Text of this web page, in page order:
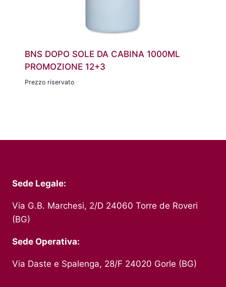
BNS DOPO SOLE DA CABINA 1000ML
PROMOZIONE 12+3
Prezzo riservato
Sede Legale:
Via G.B. Marchesi, 2/D 24060 Torre de Roveri
(BG)
Sede Operativa:
Via Daste e Spalenga, 28/F 24020 Gorle (BG)